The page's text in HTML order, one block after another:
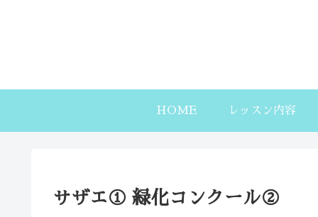
HOME レッスン内容
サザエ① 緑化コンクール②